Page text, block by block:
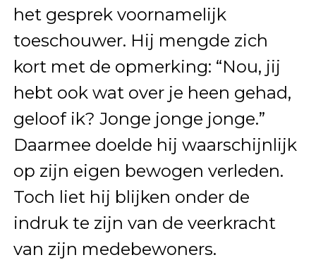
het gesprek voornamelijk
toeschouwer. Hij mengde zich
kort met de opmerking: “Nou, jij
hebt ook wat over je heen gehad,
geloof ik? Jonge jonge jonge.”
Daarmee doelde hij waarschijnlijk
op zijn eigen bewogen verleden.
Toch liet hij blijken onder de
indruk te zijn van de veerkracht
van zijn medebewoners.